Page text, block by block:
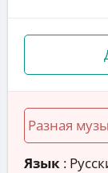
Разная
Язык :